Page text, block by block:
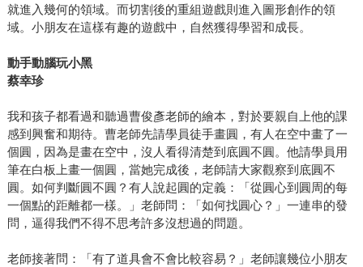
就進入幾何的領域。而切割後的重組遊戲則進入圖形創作的領
域。小朋友在這樣有趣的遊戲中，自然獲得學習和成長。
動手動腦玩小黑
蔡幸珍
我和孩子都看過和聽過曹俊彥老師的繪本，對於要親自上他的課
感到興奮和期待。曹老師先請學員徒手畫圓，有人在空中畫了一
個圓，因為是畫在空中，沒人看得清楚到底圓不圓。他請學員用
筆在白板上畫一個圓，當她完成後，老師請大家觀察到底圓不
圓。如何判斷圓不圓？有人說起圓的定義：「從圓心到圓周的每
一個點的距離都一樣。」老師問：「如何找圓心？」一連串的發
問，逼得我們不得不思考許多沒想過的問題。
老師接著問：「有了道具會不會比較容易？」老師讓幾位小朋友